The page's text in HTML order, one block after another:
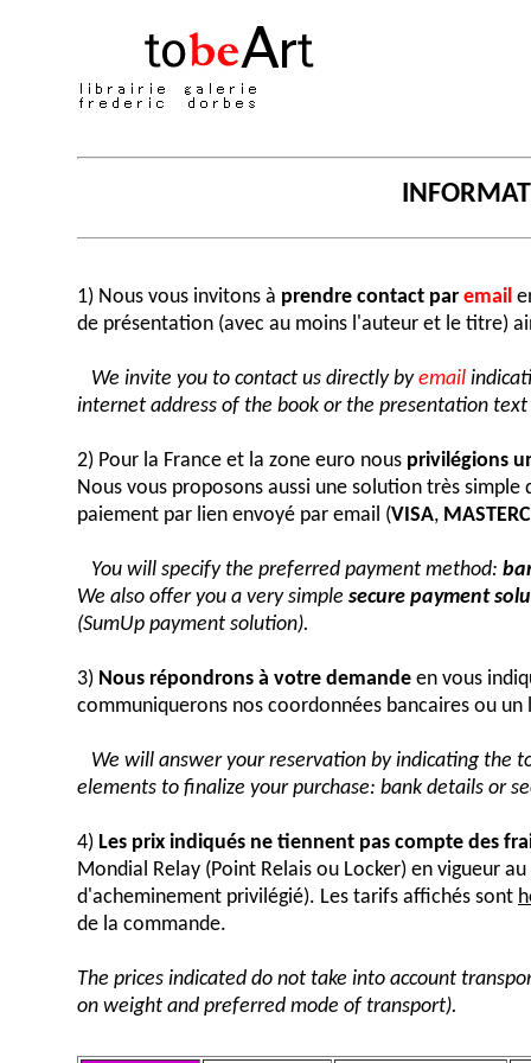
1) Nous vous invitons à prendre contact par email
de présentation (avec au moins l'auteur et le titre)
We invite you to contact us directly byemail
internet address of the book or the presentation
2) Pour la France et la zone euro nous privilégions
Nous vous proposons aussi une solution très simple
paiement par lien envoyé par email (VISA,
You will specify the preferred payment method:
We also offer you a very simple secure payment
(SumUp payment solution).
3) Nous répondrons à votre demande en vous
communiquerons nos coordonnées bancaires ou
We will answer your reservation by indicating the
elements to finalize your purchase: bank details or
4) Les prix indiqués ne tiennent pas compte des
Mondial Relay (Point Relais ou Locker) en vigueur
d'acheminement privilégié). Les tarifs affichés sont
de la commande.
The prices indicated do not take into account
on weight and preferred mode of transport).